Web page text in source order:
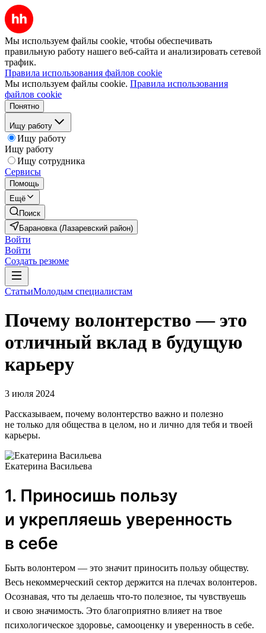
Мы используем файлы cookie, чтобы обеспечивать
правильную работу нашего веб-сайта и анализировать сетевой
трафик.
Правила использования файлов cookie
Мы используем файлы cookie. Правила использования
файлов cookie
Понятно
Ищу работу
Ищу работу
Ищу работу
Ищу сотрудника
Сервисы
Помощь
Ещё
Поиск
Барановка (Лазаревский район)
Войти
Войти
Создать резюме
СтатьиМолодым специалистам
Почему волонтерство — это
отличный вклад в будущую
карьеру
3 июля 2024
Рассказываем, почему волонтерство важно и полезно
не только для общества в целом, но и лично для тебя и твоей
карьеры.
Екатерина Васильева
1. Приносишь пользу
и укрепляешь уверенность
в себе
Быть волонтером — это значит приносить пользу обществу.
Весь некоммерческий сектор держится на плечах волонтеров.
Осознавая, что ты делаешь что-то полезное, ты чувствуешь
и свою значимость. Это благоприятно влияет на твое
психологическое здоровье, самооценку и уверенность в себе.